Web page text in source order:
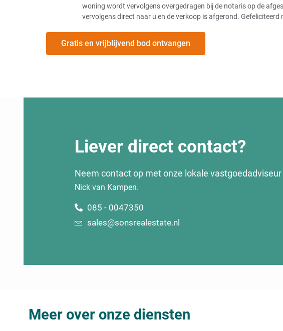
woning wordt vervolgens overgedragen bij de notaris op de
vervolgens direct naar u en de verkoop is afgerond. Gefeliciteerd
Gratis en vrijblijvend bod ontvangen
Liever direct contact?
Neem contact op met onze lokale vastgoedadviseur
Nick van Kampen.
085 - 0047350
sales@sonsrealestate.nl
Meer over onze diensten